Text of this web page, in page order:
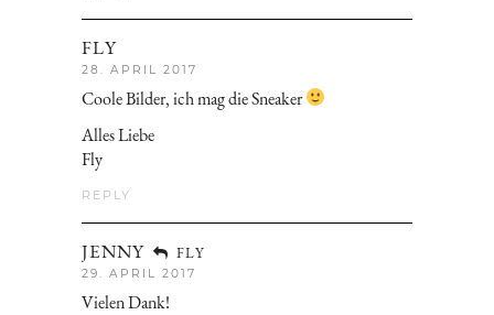
FLY
28. APRIL 2017
Coole Bilder, ich mag die Sneaker
Alles Liebe
Fly
REPLY
JENNY FLY
29. APRIL 2017
Vielen Dank!